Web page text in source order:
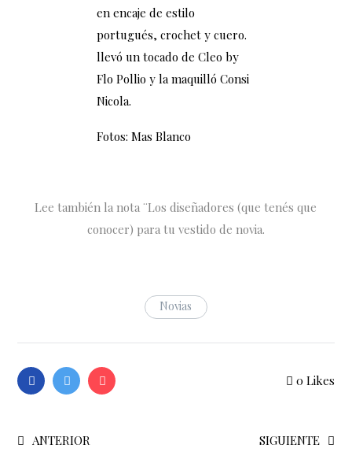
en encaje de estilo
portugués, crochet y cuero.
llevó un tocado de Cleo by
Flo Pollio y la maquilló Consi
Nicola.
Fotos: Mas Blanco
Lee también la nota ¨Los diseñadores (que tenés que
conocer) para tu vestido de novia.
Novias
0 Likes
ANTERIOR SIGUIENTE